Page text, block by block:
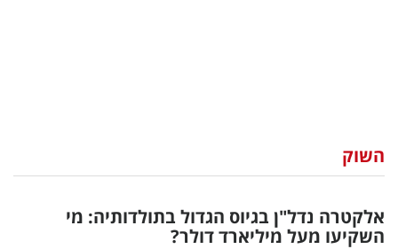
וצרכנות
דיגיטל
השוק
אלקטרה נדל"ן בגיוס הגדול בתולדותיה: מי
השקיעו מעל מיליארד דולר?